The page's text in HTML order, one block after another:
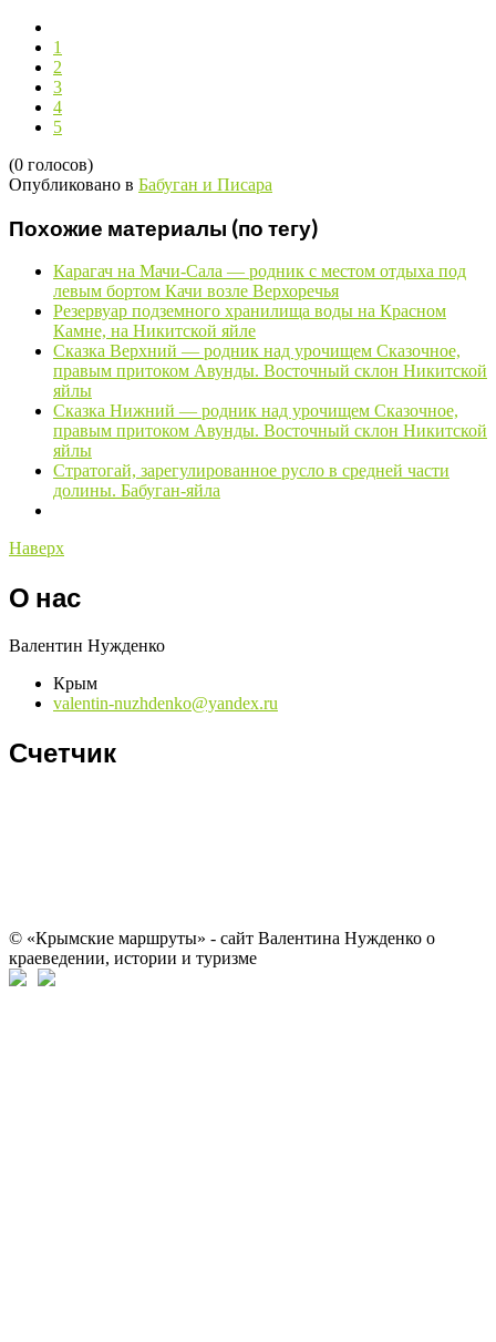
1
2
3
4
5
(0 голосов)
Опубликовано в Бабуган и Писара
Похожие материалы (по тегу)
Карагач на Мачи-Сала — родник с местом отдыха под
левым бортом Качи возле Верхоречья
Резервуар подземного хранилища воды на Красном
Камне, на Никитской яйле
Сказка Верхний — родник над урочищем Сказочное,
правым притоком Авунды. Восточный склон Никитской
яйлы
Сказка Нижний — родник над урочищем Сказочное,
правым притоком Авунды. Восточный склон Никитской
яйлы
Стратогай, зарегулированное русло в средней части
долины. Бабуган-яйла
Наверх
О нас
Валентин Нужденко
Крым
valentin-nuzhdenko@yandex.ru
Счетчик
© «Крымские маршруты» - сайт Валентина Нужденко о
краеведении, истории и туризме